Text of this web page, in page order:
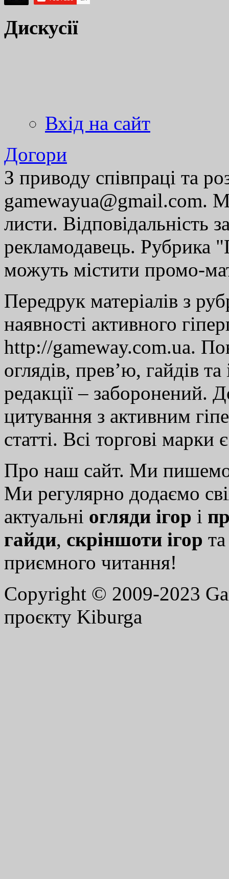
Дискусії
Вхід на сайт
Догори
З приводу співпраці та
gamewayua@gmail.com.
листи. Відповідальність
рекламодавець. Рубрика
можуть містити промо-
Передрук матеріалів з
наявності активного
http://gameway.com.ua.
оглядів, прев’ю, гайдів
редакції – заборонений.
цитування з активним
статті. Всі торгові марки
Про наш сайт. Ми
Ми регулярно додаємо
актуальні огляди ігор і
гайди, скріншоти ігор
приємного читання!
Copyright © 2009-2023
проєкту Kiburga